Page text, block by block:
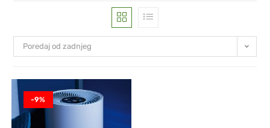
Poredaj od zadnjeg
-9%